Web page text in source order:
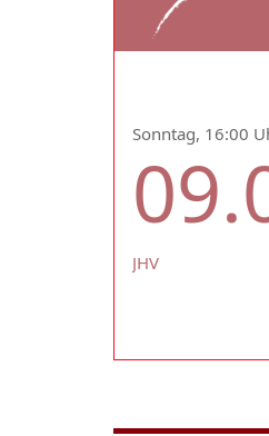
Sonntag, 16:00
JHV